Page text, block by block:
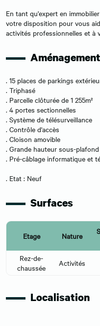
En tant qu'expert en
votre disposition pour vous
activités professionnelles et à
. 15 places de parkings
. Triphasé
. Parcelle clôturée de 1 255m²
. 4 portes sectionnelles
. Système de télésurveillance
. Contrôle d'accès
. Cloison amovible
. Grande hauteur sous-plafond
. Pré-câblage informatique et
. Etat : Neuf
Surfaces
Etage Nature
Rez-de-
chaussée
Activités
Localisation